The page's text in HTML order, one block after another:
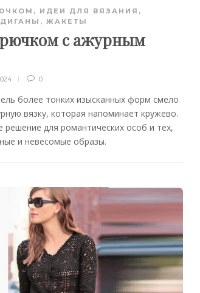
, ИДЕИ ДЛЯ ВЯЗАНИЯ ,
ЖАКЕТЫ
с ажурным
0
более тонких изысканных форм смело
вязку, которая напоминает кружево.
решение для романтических особ и тех,
и невесомые образы.